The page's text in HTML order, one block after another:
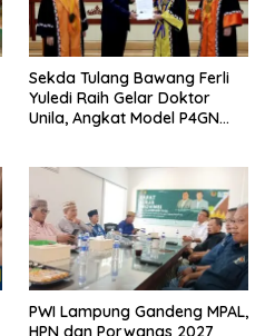
Sekda Tulang Bawang Ferli
Yuledi Raih Gelar Doktor
Unila, Angkat Model P4GN
PWI Lampung Gandeng MPAL,
HPN dan Porwanas 2027